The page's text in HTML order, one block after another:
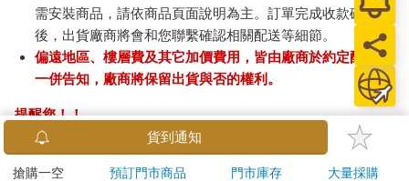
需安裝商品，請依商品頁面說明為主。訂單完成收款確認
後，出貨廠商將會和您聯繫確認相關配送等細節。
偏遠地區、樓層費及其它加價費用，皆由廠商於約定配送時
一併告知，廠商將保留出貨與否的權利。
提醒您！！
金石堂及銀行均不會請您操作ATM! 如接獲電話要求您前往
ATM提款機，請不要聽從指示，以免受騙上當！
貨到通知
搶購一空 預訂門市商品 門市庫存 大量採購